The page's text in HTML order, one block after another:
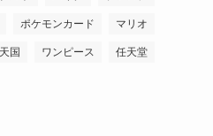
ポケモンカード マリオ
国 ワンピース 任天堂